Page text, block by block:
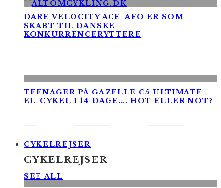
DARE VELOCITY ACE-AFO ER SOM
SKABT TIL DANSKE
KONKURRENCERYTTERE
TEENAGER PÅ GAZELLE C5 ULTIMATE
EL-CYKEL I 14 DAGE…. HOT ELLER NOT?
CYKELREJSER
CYKELREJSER
SEE ALL